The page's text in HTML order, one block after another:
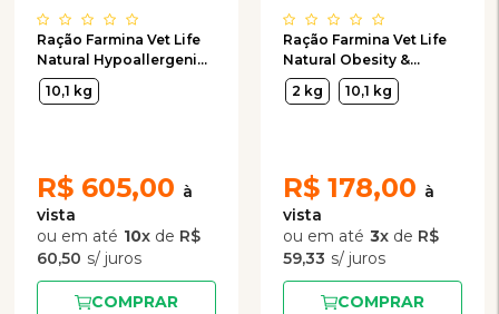
Ração Farmina Vet Life
Natural Hypoallergenic
para Cães de Raças
Pequenas
10,1 kg
R$ 605,00
10x de R$
60,50
COMPRAR
Ração Farmina Vet Life
Natural Obesity &
Diabetic para Cães
Adultos Obesos ou
2 kg 10,1 kg
R$ 178,00
3x de R$
59,33
COMPRAR